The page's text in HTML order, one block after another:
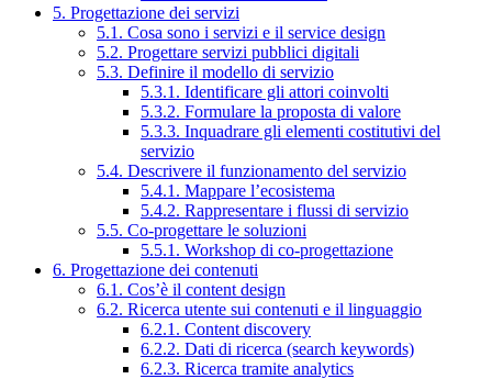
5. Progettazione dei servizi
5.1. Cosa sono i servizi e il service design
5.2. Progettare servizi pubblici digitali
5.3. Definire il modello di servizio
5.3.1. Identificare gli attori coinvolti
5.3.2. Formulare la proposta di valore
5.3.3. Inquadrare gli elementi costitutivi del
servizio
5.4. Descrivere il funzionamento del servizio
5.4.1. Mappare l’ecosistema
5.4.2. Rappresentare i flussi di servizio
5.5. Co-progettare le soluzioni
5.5.1. Workshop di co-progettazione
6. Progettazione dei contenuti
6.1. Cos’è il content design
6.2. Ricerca utente sui contenuti e il linguaggio
6.2.1. Content discovery
6.2.2. Dati di ricerca (search keywords)
6.2.3. Ricerca tramite analytics